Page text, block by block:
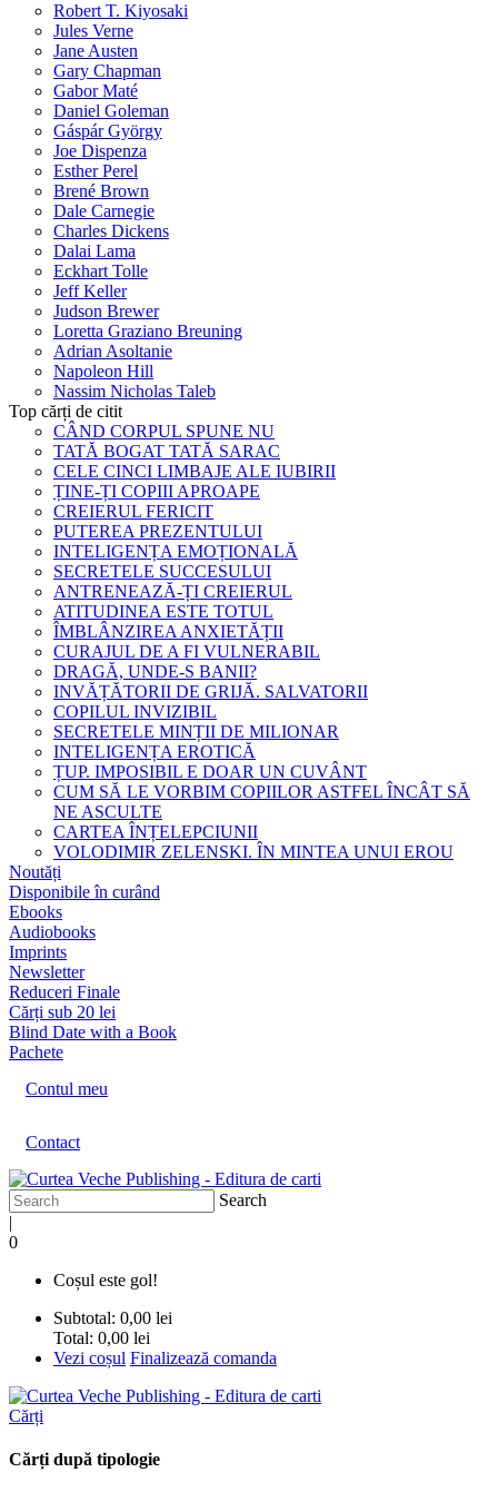
Robert T. Kiyosaki
Jules Verne
Jane Austen
Gary Chapman
Gabor Maté
Daniel Goleman
Gáspár György
Joe Dispenza
Esther Perel
Brené Brown
Dale Carnegie
Charles Dickens
Dalai Lama
Eckhart Tolle
Jeff Keller
Judson Brewer
Loretta Graziano Breuning
Adrian Asoltanie
Napoleon Hill
Nassim Nicholas Taleb
Top cărți de citit
CÂND CORPUL SPUNE NU
TATĂ BOGAT TATĂ SARAC
CELE CINCI LIMBAJE ALE IUBIRII
ȚINE-ȚI COPIII APROAPE
CREIERUL FERICIT
PUTEREA PREZENTULUI
INTELIGENȚA EMOȚIONALĂ
SECRETELE SUCCESULUI
ANTRENEAZĂ-ȚI CREIERUL
ATITUDINEA ESTE TOTUL
ÎMBLÂNZIREA ANXIETĂȚII
CURAJUL DE A FI VULNERABIL
DRAGĂ, UNDE-S BANII?
INVĂȚĂTORII DE GRIJĂ. SALVATORII
COPILUL INVIZIBIL
SECRETELE MINȚII DE MILIONAR
INTELIGENȚA EROTICĂ
ȚUP. IMPOSIBIL E DOAR UN CUVÂNT
CUM SĂ LE VORBIM COPIILOR ASTFEL ÎNCÂT SĂ
NE ASCULTE
CARTEA ÎNȚELEPCIUNII
VOLODIMIR ZELENSKI. ÎN MINTEA UNUI EROU
Noutăți
Disponibile în curând
Ebooks
Audiobooks
Imprints
Newsletter
Reduceri Finale
Cărți sub 20 lei
Blind Date with a Book
Pachete
Contul meu
Contact
Search
|
0
Coșul este gol!
Subtotal: 0,00 lei
Total: 0,00 lei
Vezi coșul Finalizează comanda
Cărți
Cărți după tipologie